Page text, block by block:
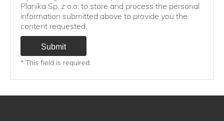
Planika Sp. z o.o. to store and process the personal
information submitted above to provide you the
content requested.
* This field is required.